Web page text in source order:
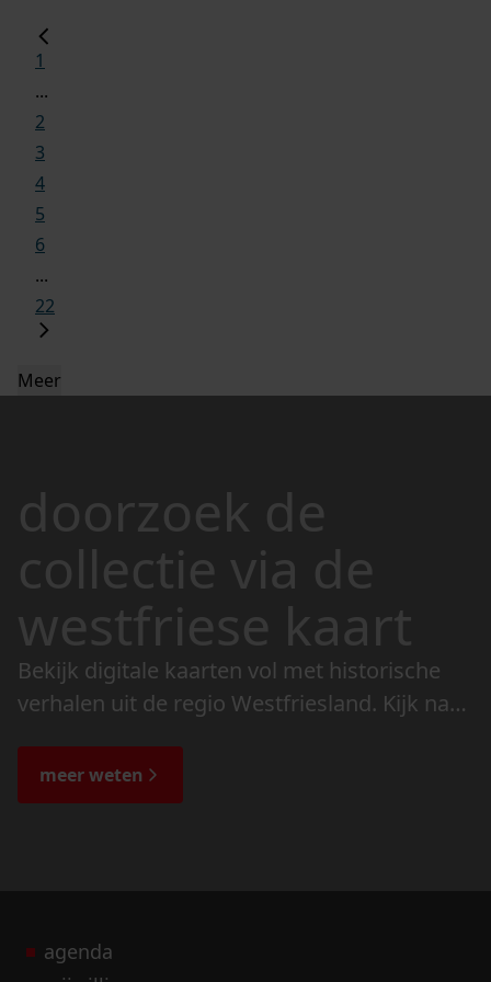
1
...
2
3
4
5
6
...
22
Meer
doorzoek de
collectie via de
westfriese kaart
Bekijk digitale kaarten vol met historische
verhalen uit de regio Westfriesland. Kijk naar
de bijzondere verhalen.
meer weten
agenda